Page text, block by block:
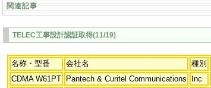
関連記事
TELEC工事設計認証取得(11/19)
名称・型番 会社名 種別
CDMA W61PT
Pantech & Curitel Communications Inc